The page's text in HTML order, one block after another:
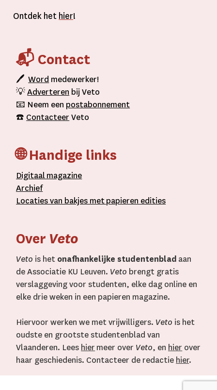
Ontdek het hier!
📬 Contact
🖊Word medewerker!
💡Adverteren bij Veto
📧 Neem een postabonnement
☎️ Contacteer Veto
🌐 Handige links
Digitaal magazine
Archief
Locaties van bakjes metpapieren edities
Over Veto
Veto is het onafhankelijke studentenblad aan
de Associatie KU Leuven. Veto brengt gratis
verslaggeving voor studenten, elke dag online en
elke drie weken in een papieren magazine.
Hiervoor werken we met vrijwilligers. Veto is het
oudste en grootste studentenblad van
Vlaanderen. Lees hier meer over Veto, en hier over
haar geschiedenis. Contacteer de redactie hier.